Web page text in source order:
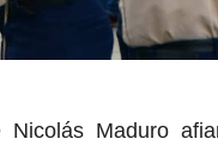
Maduro